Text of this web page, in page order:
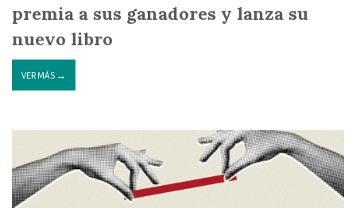
premia a sus ganadores y lanza su
nuevo libro
VER MÁS →